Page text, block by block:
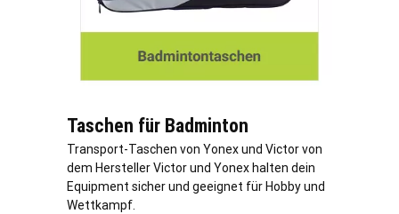
Taschen für Badminton
Transport-Taschen von Yonex und Victor von
dem Hersteller Victor und Yonex halten dein
Equipment sicher und geeignet für Hobby und
Wettkampf.